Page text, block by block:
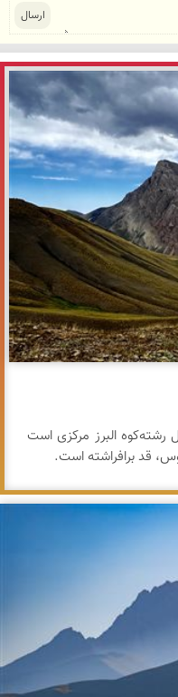
رشته‌کوه البرز مرکزی است
قد برافراشته است.